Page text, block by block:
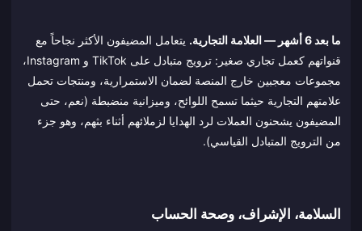
ما بعد 6 أشهر — العلامة التجارية.
يتعامل المضيفون الأكثر نجاحاً مع
قنواتهم كعمل تجاري صغير: ترويج متبادل على TikTok و Instagram،
مجموعات معجبين خارج المنصة لضمان الاستمرارية، ومنتجات تحمل
علامتهم التجارية حيثما تسمح اللوائح، وميزانية منضبطة (نعم، حتى
المضيفون يشحنون العملات لرد الهدايا لزملائهم أثناء بثهم، وهو جزء
من الترويج المتبادل القياسي).
السلامة، الإشراف، وصحة الحساب